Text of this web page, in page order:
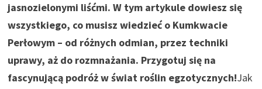
jasnozielonymi liśćmi. W tym artykule dowiesz się
wszystkiego, co musisz wiedzieć o Kumkwacie
Perłowym – od różnych odmian, przez techniki
uprawy, aż do rozmnażania. Przygotuj się na
fascynującą podróż w świat roślin egzotycznych!Jak